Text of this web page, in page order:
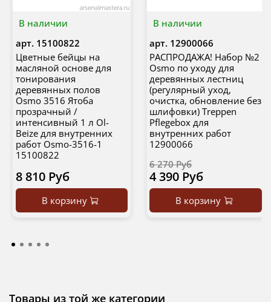
В наличии
арт. 15100822
Цветные бейцы на
масляной основе для
тонирования
деревянных полов
Osmo 3516 Ятоба
прозрачный /
интенсивный 1 л Ol-
Beize для внутренних
работ Osmo-3516-1
15100822
8 810 Руб
В корзину
В наличии
арт. 12900066
РАСПРОДАЖА! Набор №2
Osmo по уходу для
деревянных лестниц
(регулярный уход,
очистка, обновление без
шлифовки) Treppen
Pflegebox для
внутренних работ
12900066
6 270 Руб
4 390 Руб
В корзину
Товары из той же категории